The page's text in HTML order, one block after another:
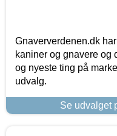
Gnaververdenen.dk
kaniner og gnavere og
og nyeste ting på
udvalg.
Se udvalget